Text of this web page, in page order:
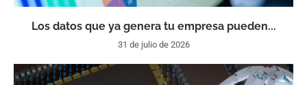
Los datos que ya genera tu empresa pueden...
31 de julio de 2026